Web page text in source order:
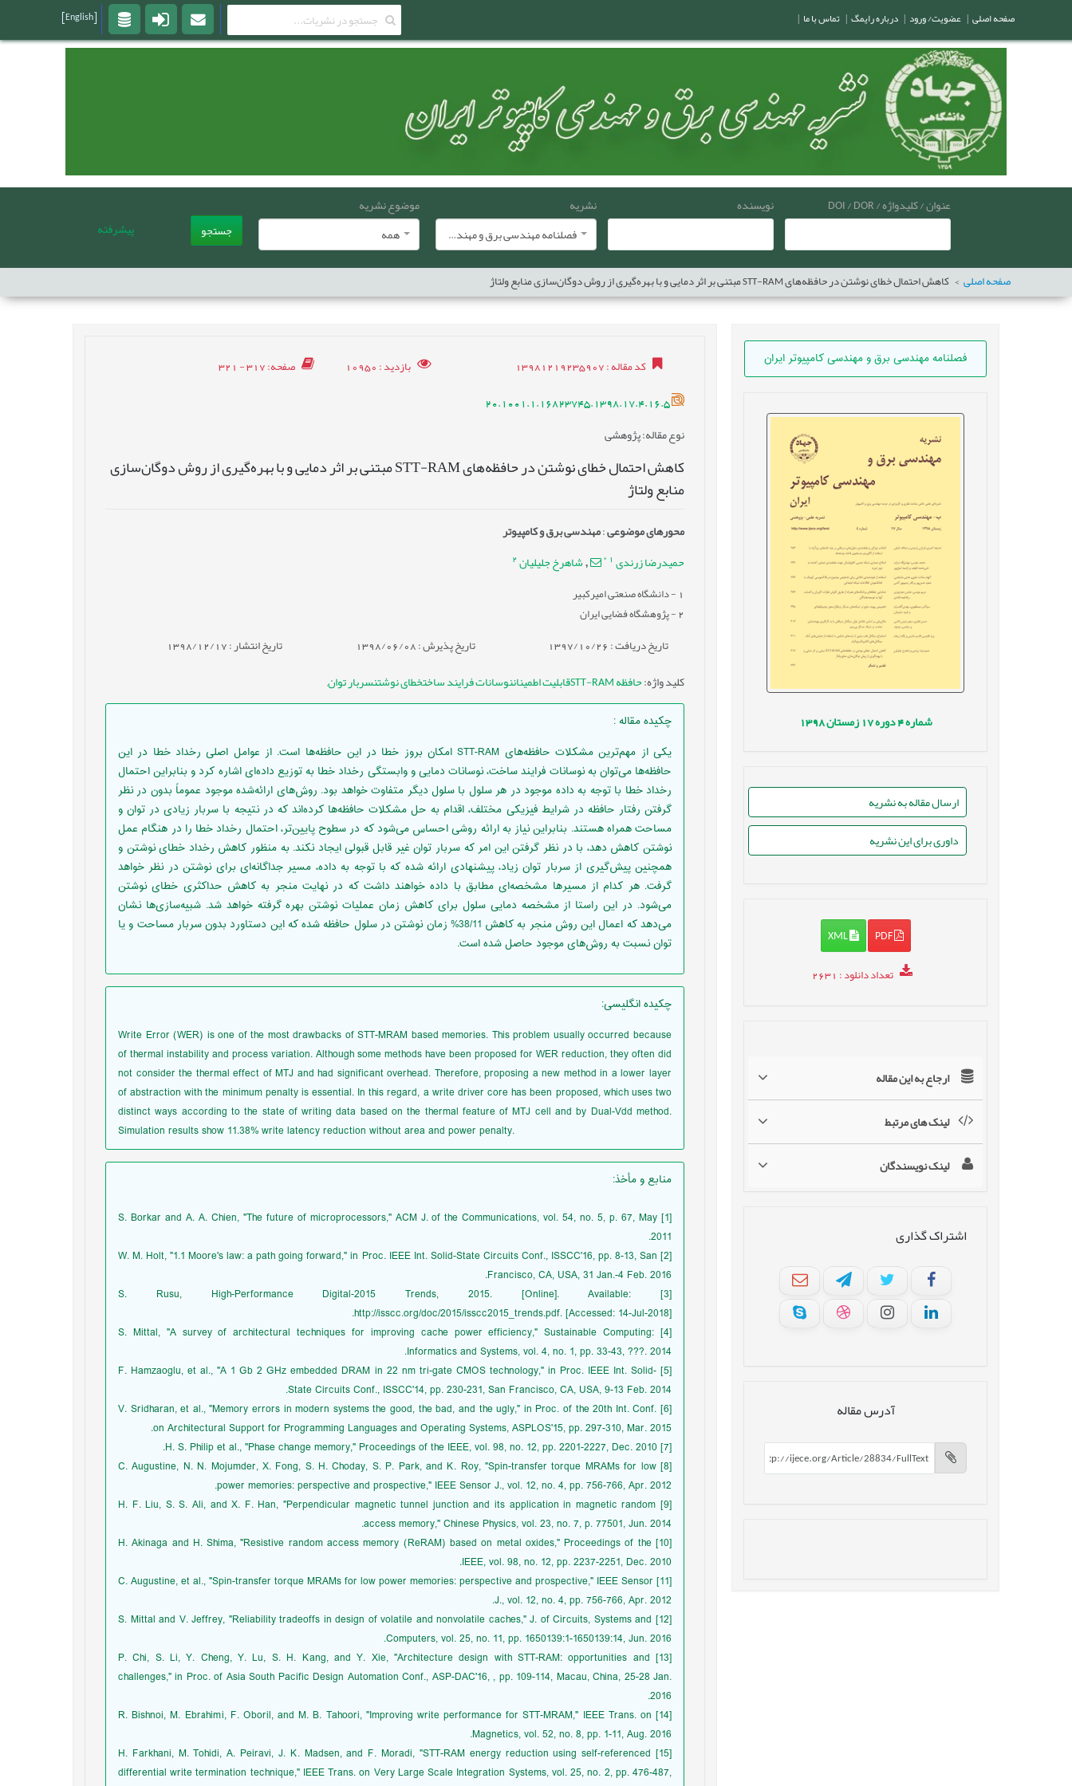
عنوان / کلیدواژه / DOI / DOR نویسنده
نشریه
فصلنامه مهندسی برق و مهندسی کامپيوتر ايران
موضوع نشریه
همه
جستجو پیشرفته
صفحه اصلی کاهش احتمال خطای نوشتن در حافظه‌های STT-RAM مبتنی بر اثر دمایی و با بهره‌گیری از روش دوگان‌سازی منابع ولتاژ
فصلنامه مهندسی برق و مهندسی کامپيوتر ايران
شماره4 دوره17 زمستان1398
ارسال مقاله به نشریه
داوری برای این نشریه
PDF
XML
تعداد دانلود: 2631
ارجاع به این مقاله
لینک های مرتبط
لینک نویسندگان
اشتراک گذاری
آدرس مقاله
کد مقاله: 13981219235907 بازدید: 10950 صفحه: 317 - 321
20.1001.1.16823745.1398.17.4.16.5
نوع مقاله: پژوهشی
کاهش احتمال خطای نوشتن در حافظه‌های STT-RAM مبتنی بر اثر دمایی و با بهره‌گیری از روش دوگان‌سازی
منابع ولتاژ
محورهای موضوعی:مهندسی برق و کامپیوتر
حمیدرضا زرندی 1
*
,شاهرخ جلیلیان2
1 - دانشگاه صنعتی امیرکبیر
2- پژوهشگاه فضایی ایران
تاریخ دریافت : 1397/10/26 تاریخ پذیرش : 1398/06/08 تاریخ انتشار : 1398/12/17
کلید واژه:حافظه STT-RAMقابلیت اطمیناننوسانات فرایند ساختخطای نوشتنسربار توان ,
چکیده مقاله:
یکی از مهم‌ترین مشکلات حافظه‌های STT-RAM امکان بروز خطا در این حافظه‌ها است. از عوامل اصلی رخداد خطا در این
حافظه‌ها می‌توان به نوسانات فرایند ساخت، نوسانات دمایی و وابستگی رخداد خطا به توزیع داده‌ای اشاره کرد و بنابراین احتمال
رخداد خطا با توجه به داده موجود در هر سلول با سلول دیگر متفاوت خواهد بود. روش‌های ارائه‌شده موجود عموماً بدون در نظر
گرفتن رفتار حافظه در شرایط فیزیکی مختلف، اقدام به حل مشکلات حافظه‌ها کرده‌اند که در نتیجه با سربار زیادی در توان و
مساحت همراه هستند. بنابراین نیاز به ارائه روشی احساس می‌شود که در سطوح پایین‌تر، احتمال رخداد خطا را در هنگام عمل
نوشتن کاهش دهد، با در نظر گرفتن این امر که سربار توان غیر قابل قبولی ایجاد نکند. به منظور کاهش رخداد خطای نوشتن و
همچنین پیش‌گیری از سربار توان زیاد، پیشنهادی ارائه شده که با توجه به داده، مسیر جداگانه‌ای برای نوشتن در نظر خواهد
گرفت. هر کدام از مسیرها مشخصه‌ای مطابق با داده خواهند داشت که در نهایت منجر به کاهش حداکثری خطای نوشتن
می‌شود. در این راستا از مشخصه دمایی سلول برای کاهش زمان عملیات نوشتن بهره گرفته خواهد شد. شبیه‌سازی‌ها نشان
می‌دهد که اعمال این روش منجر به کاهش 38/11% زمان نوشتن در سلول حافظه شده که این دستاورد بدون سربار مساحت و یا
توان نسبت به روش‌های موجود حاصل شده است.
چکیده انگلیسی:
Write Error (WER) is one of the most drawbacks of STT-MRAM based memories. This problem usually occurred because
of thermal instability and process variation. Although some methods have been proposed for WER reduction, they often did
not consider the thermal effect of MTJ and had significant overhead. Therefore, proposing a new method in a lower layer
of abstraction with the minimum penalty is essential. In this regard, a write driver core has been proposed, which uses two
distinct ways according to the state of writing data based on the thermal feature of MTJ cell and by Dual-Vdd method.
Simulation results show 11.38% write latency reduction without area and power penalty.
منابع و مأخذ:
[1] S. Borkar and A. A. Chien, "The future of microprocessors," ACM J. of the Communications, vol. 54, no. 5, p. 67, May
2011.
[2] W. M. Holt, "1.1 Moore's law: a path going forward," in Proc. IEEE Int. Solid-State Circuits Conf., ISSCC'16, pp. 8-13, San
Francisco, CA, USA, 31 Jan.-4 Feb. 2016.
[3] S. Rusu, High-Performance Digital-2015 Trends, 2015. [Online]. Available:
http://isscc.org/doc/2015/isscc2015_trends.pdf. [Accessed: 14-Jul-2018].
[4] S. Mittal, "A survey of architectural techniques for improving cache power efficiency," Sustainable Computing:
Informatics and Systems, vol. 4, no. 1, pp. 33-43, ???. 2014.
[5] F. Hamzaoglu, et al., "A 1 Gb 2 GHz embedded DRAM in 22 nm tri-gate CMOS technology," in Proc. IEEE Int. Solid-
State Circuits Conf., ISSCC'14, pp. 230-231, San Francisco, CA, USA, 9-13 Feb. 2014.
[6] V. Sridharan, et al., "Memory errors in modern systems the good, the bad, and the ugly," in Proc. of the 20th Int. Conf.
on Architectural Support for Programming Languages and Operating Systems, ASPLOS'15, pp. 297-310, Mar. 2015.
[7] H. S. Philip et al., "Phase change memory," Proceedings of the IEEE, vol. 98, no. 12, pp. 2201-2227, Dec. 2010.
[8] C. Augustine, N. N. Mojumder, X. Fong, S. H. Choday, S. P. Park, and K. Roy, "Spin-transfer torque MRAMs for low
power memories: perspective and prospective," IEEE Sensor J., vol. 12, no. 4, pp. 756-766, Apr. 2012.
[9] H. F. Liu, S. S. Ali, and X. F. Han, "Perpendicular magnetic tunnel junction and its application in magnetic random
access memory," Chinese Physics, vol. 23, no. 7, p. 77501, Jun. 2014.
[10] H. Akinaga and H. Shima, "Resistive random access memory (ReRAM) based on metal oxides," Proceedings of the
IEEE, vol. 98, no. 12, pp. 2237-2251, Dec. 2010.
[11] C. Augustine, et al., "Spin-transfer torque MRAMs for low power memories: perspective and prospective," IEEE Sensor
J., vol. 12, no. 4, pp. 756-766, Apr. 2012.
[12] S. Mittal and V. Jeffrey, "Reliability tradeoffs in design of volatile and nonvolatile caches," J. of Circuits, Systems and
Computers, vol. 25, no. 11, pp. 1650139:1-1650139:14, Jun. 2016.
[13] P. Chi, S. Li, Y. Cheng, Y. Lu, S. H. Kang, and Y. Xie, "Architecture design with STT-RAM: opportunities and
challenges," in Proc. of Asia South Pacific Design Automation Conf., ASP-DAC'16, , pp. 109-114, Macau, China, 25-28 Jan.
2016.
[14] R. Bishnoi, M. Ebrahimi, F. Oboril, and M. B. Tahoori, "Improving write performance for STT-MRAM," IEEE Trans. on
Magnetics, vol. 52, no. 8, pp. 1-11, Aug. 2016.
[15] H. Farkhani, M. Tohidi, A. Peiravi, J. K. Madsen, and F. Moradi, "STT-RAM energy reduction using self-referenced
differential write termination technique," IEEE Trans. on Very Large Scale Integration Systems, vol. 25, no. 2, pp. 476-487,
صفحه اصلی | عضویت/ ورود | درباره رایمگ | تماس با ما |
[English]